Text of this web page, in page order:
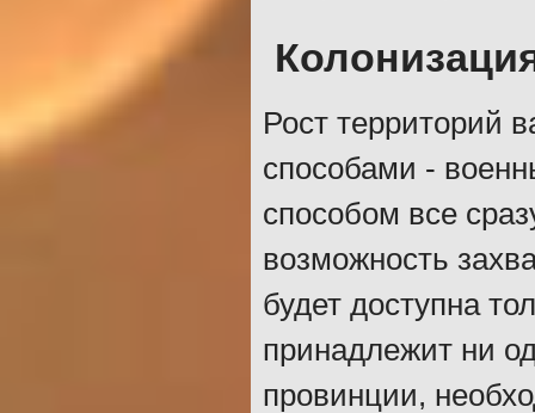
Рост территорий
способами -
способом все
возможность
будет доступна
принадлежит ни
провинции,